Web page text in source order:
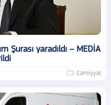
Şurası yaradıldı – MEDİA
Cəmiyyət